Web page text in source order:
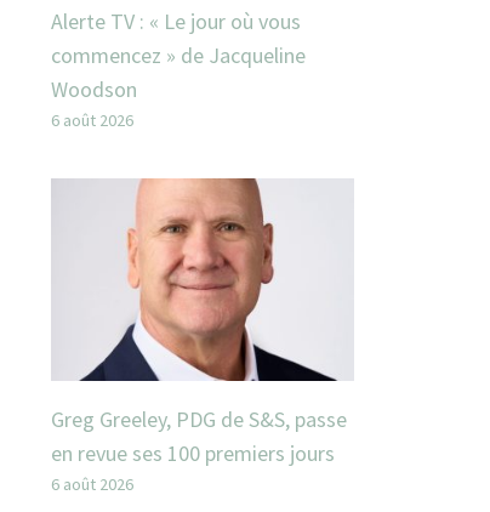
Alerte TV : « Le jour où vous
commencez » de Jacqueline
Woodson
6 août 2026
Greg Greeley, PDG de S&S, passe
en revue ses 100 premiers jours
6 août 2026